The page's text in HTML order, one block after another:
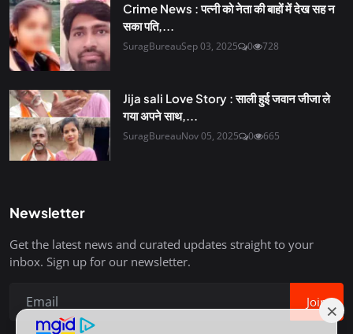
Crime News : पत्नी को नेता की बाहों में देख सह न
सका पति,...
SuragBureauSep 03, 2025 0 728
Jija sali Love Story : साली हुई जवान जीजा ले
गया अपने साथ,...
SuragBureauNov 05, 2025 0 665
Newsletter
Get the latest news and curated updates straight to your
inbox. Sign up for our newsletter.
Join